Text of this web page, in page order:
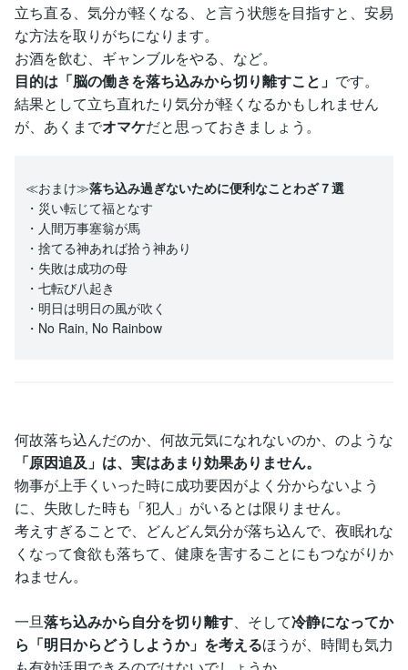
立ち直る、気分が軽くなる、と言う状態を目指すと、安易
な方法を取りがちになります。
お酒を飲む、ギャンブルをやる、など。
目的は「脳の働きを落ち込みから切り離すこと」 です。
結果として立ち直れたり気分が軽くなるかもしれません
が、あくまでオマケだと思っておきましょう。
≪おまけ≫落ち込み過ぎないために便利なことわざ７選
・災い転じて福となす
・人間万事塞翁が馬
・捨てる神あれば拾う神あり
・失敗は成功の母
・七転び八起き
・明日は明日の風が吹く
・No Rain, No Rainbow
何故落ち込んだのか、何故元気になれないのか、のような
「原因追及」は、実はあまり効果ありません。
物事が上手くいった時に成功要因がよく分からないよう
に、失敗した時も「犯人」がいるとは限りません。
考えすぎることで、どんどん気分が落ち込んで、夜眠れな
くなって食欲も落ちて、健康を害することにもつながりか
ねません。
一旦落ち込みから自分を切り離す、そして冷静になってか
ら「明日からどうしようか」を考えるほうが、時間も気力